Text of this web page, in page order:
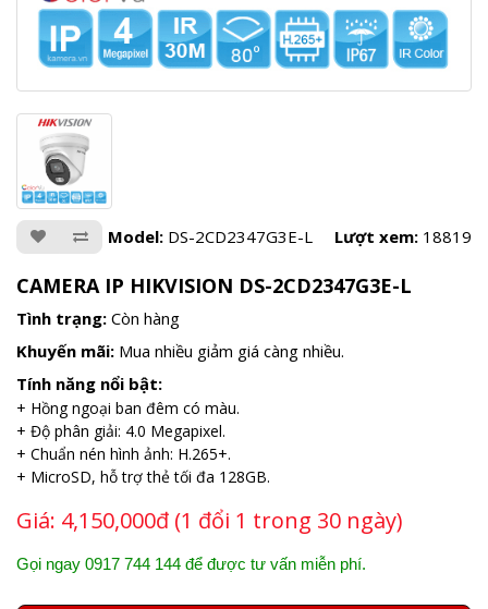
Model: DS-2CD2347G3E-L Lượt xem: 18819
CAMERA IP HIKVISION DS-2CD2347G3E-L
Tình trạng: Còn hàng
Khuyến mãi: Mua nhiều giảm giá càng nhiều.
Tính năng nổi bật:
+ Hồng ngoại ban đêm có màu.
+ Độ phân giải: 4.0 Megapixel.
+ Chuẩn nén hình ảnh: H.265+.
+ MicroSD, hỗ trợ thẻ tối đa 128GB.
Giá: 4,150,000đ (1 đổi 1 trong 30 ngày)
Gọi ngay 0917 744 144 để được tư vấn miễn phí.